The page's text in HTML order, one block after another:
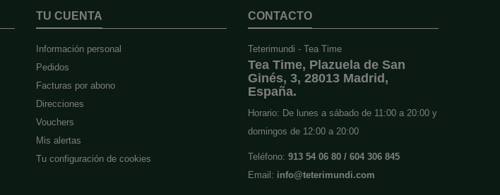
TU CUENTA
Información personal
Pedidos
Facturas por abono
Direcciones
Vouchers
Mis alertas
Tu configuración de cookies
CONTACTO
Teterimundi - Tea Time
Tea Time, Plazuela de San
Ginés, 3, 28013 Madrid,
España.
Horario: De lunes a sábado de 11:00 a 20:00 y
domingos de 12:00 a 20:00
Teléfono: 913 54 06 80 / 604 306 845
Email: info@teterimundi.com